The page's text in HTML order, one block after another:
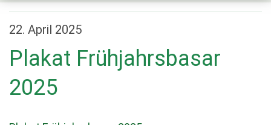
22. April 2025
Plakat Frühjahrsbasar
2025